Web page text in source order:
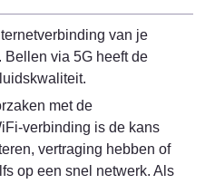
van je
via 5G heeft de
met de
verbinding is de kans
vertraging hebben of
op een snel netwerk. Als